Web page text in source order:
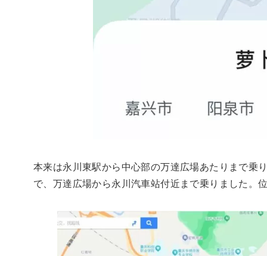
本来は永川東駅から中心部の万達広場あたりまで乗
で、万達広場から永川汽車站付近まで乗りました。